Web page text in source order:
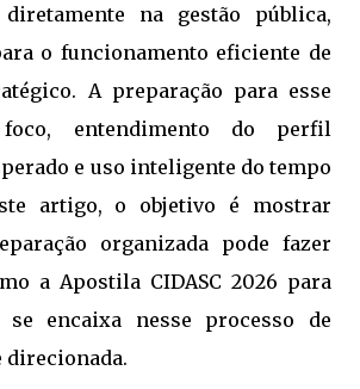
na gestão pública,
o funcionamento eficiente de
A preparação para esse
entendimento do perfil
e uso inteligente do tempo
artigo, o objetivo é mostrar
organizada pode fazer
a Apostila CIDASC 2026 para
se encaixa nesse processo de
direcionada.